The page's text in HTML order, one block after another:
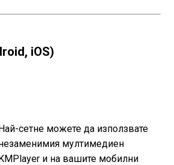
iOS)
сетне можете да използвате
мултимедиен
и на вашите мобилни